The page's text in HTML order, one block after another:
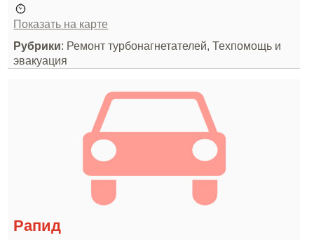
Показать на карте
Рубрики: Ремонт турбонагнетателей, Техпомощь и
эвакуация
Рапид